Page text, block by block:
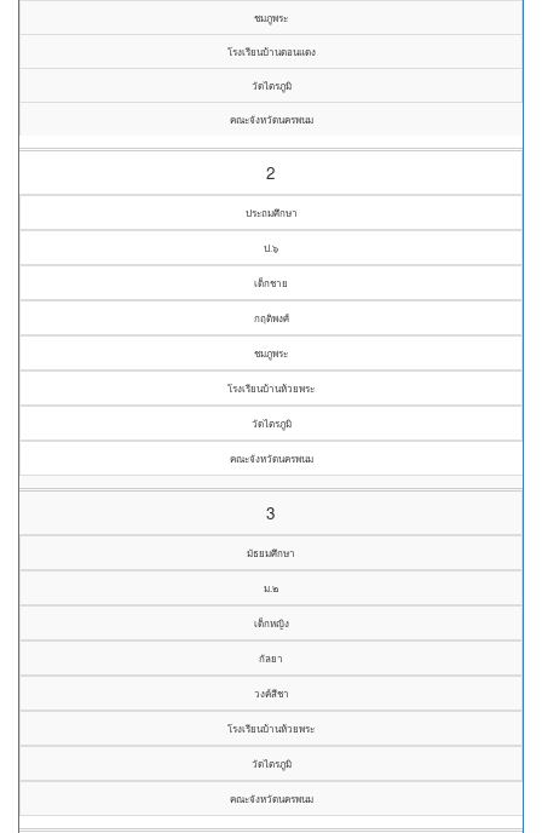
ชมภูพระ
โรงเรียนบ้านดอนแดง
วัดไตรภูมิ
คณะจังหวัดนครพนม
2
ประถมศึกษา
ป.๖
เด็กชาย
กฤติพงศ์
ชมภูพระ
โรงเรียนบ้านห้วยพระ
วัดไตรภูมิ
คณะจังหวัดนครพนม
3
มัธยมศึกษา
ม.๒
เด็กหญิง
กัลยา
วงค์สีชา
โรงเรียนบ้านห้วยพระ
วัดไตรภูมิ
คณะจังหวัดนครพนม